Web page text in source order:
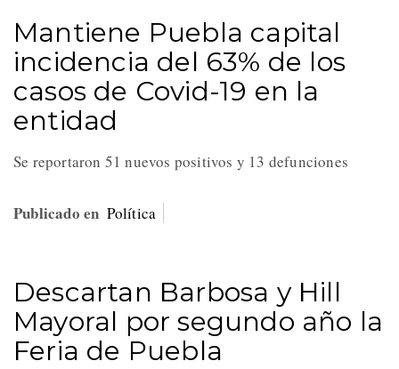
Mantiene Puebla capital
incidencia del 63% de los
casos de Covid-19 en la
entidad
Se reportaron 51 nuevos positivos y 13 defunciones
Publicado en Política
Descartan Barbosa y Hill
Mayoral por segundo año la
Feria de Puebla